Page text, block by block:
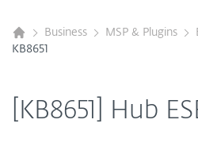
Business MSP & Plugins
KB8651
[KB8651] Hub